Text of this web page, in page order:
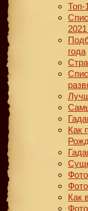
Топ-
2021
года
Как
Как